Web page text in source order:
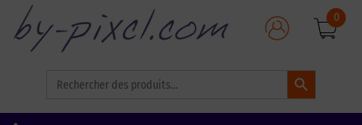
for:
Search Button
0